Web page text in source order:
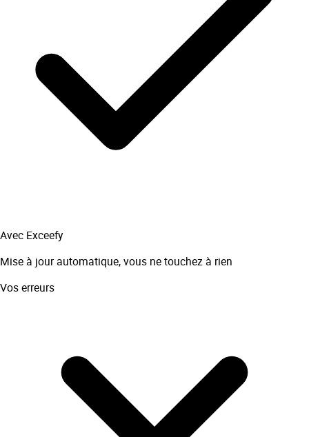
Avec Exceefy
Mise à jour automatique, vous ne touchez à rien
Vos erreurs